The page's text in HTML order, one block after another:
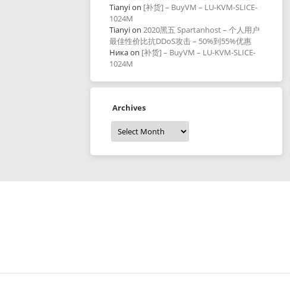
Tianyion [补货] – BuyVM – LU-KVM-SLICE-
1024M
Tianyion2020黑五 Spartanhost – 个人用户
最佳性价比抗DDoS攻击 – 50%到55%优惠
Никаon [补货] – BuyVM – LU-KVM-SLICE-
1024M
Archives
Archives